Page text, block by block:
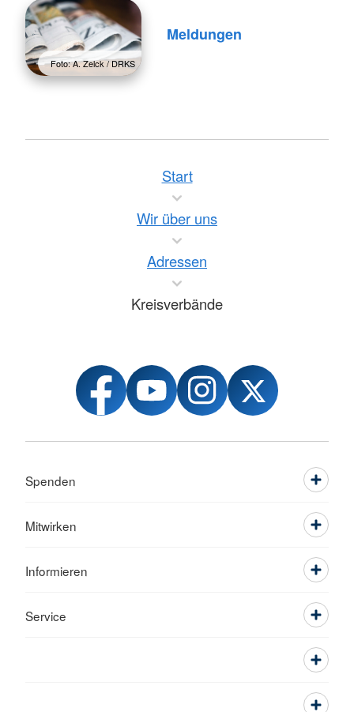
Foto: A. Zelck / DRKS
Meldungen
Start
Wir über uns
Adressen
Kreisverbände
Spenden
Mitwirken
Informieren
Service